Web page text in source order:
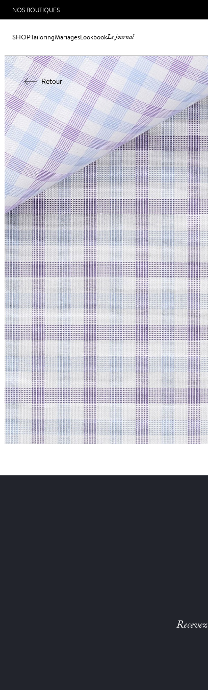
NOS BOUTIQUES
SHOPTailoringMariagesLookbookLe journal
Retour